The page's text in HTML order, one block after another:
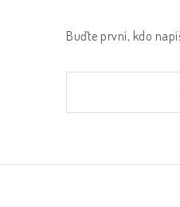
Buďte první, kdo